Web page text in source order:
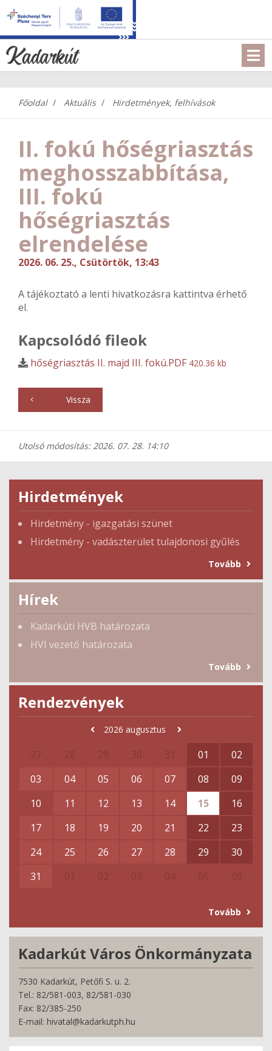
Főoldal Aktuális Hirdetmények, felhívások
II. fokú hőségriasztás
meghosszabbítása,
III. fokú
hőségriasztás
elrendelése
2026. 06. 25., Csütörtök, 13:43
A tájékoztató a lenti hivatkozásra kattintva érhető
el.
Kapcsolódó fileok
hőségriasztás II. majd III. fokú.PDF 420.36 kb
Vissza
Utolsó módosítás: 2026. 07. 28. 14:10
Hirdetmények
Hirdetmény - igazgatási szünet
Hirdetmény - vadászterület tulajdonosi gyűlés
Tovább
Hírek
Kadarkúti HVB határozata
HVI vezető határozata
Tovább
Rendezvények
2026 augusztus
01
02
03
04 05 06 07 08
09
10
11 12 13 14 15
16
17
18 19 20 21 22
23
24
25 26 27 28 29
30
31
Tovább
Kadarkút Város Önkormányzata
7530 Kadarkút, Petőfi S. u. 2.
Tel.: 82/581-003, 82/581-030
Fax: 82/385-250
E-mail: hivatal@kadarkutph.hu